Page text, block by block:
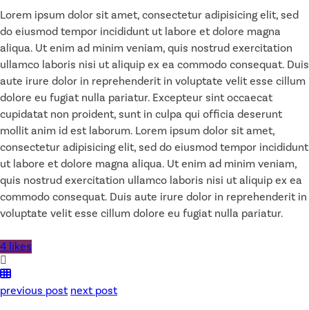
Lorem ipsum dolor sit amet, consectetur adipisicing elit, sed
do eiusmod tempor incididunt ut labore et dolore magna
aliqua. Ut enim ad minim veniam, quis nostrud exercitation
ullamco laboris nisi ut aliquip ex ea commodo consequat. Duis
aute irure dolor in reprehenderit in voluptate velit esse cillum
dolore eu fugiat nulla pariatur. Excepteur sint occaecat
cupidatat non proident, sunt in culpa qui officia deserunt
mollit anim id est laborum. Lorem ipsum dolor sit amet,
consectetur adipisicing elit, sed do eiusmod tempor incididunt
ut labore et dolore magna aliqua. Ut enim ad minim veniam,
quis nostrud exercitation ullamco laboris nisi ut aliquip ex ea
commodo consequat. Duis aute irure dolor in reprehenderit in
voluptate velit esse cillum dolore eu fugiat nulla pariatur.
4 likes
previous post next post